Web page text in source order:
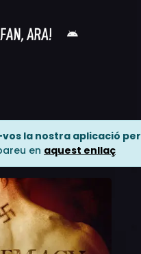
la nostra aplicació per
en aquest enllaç